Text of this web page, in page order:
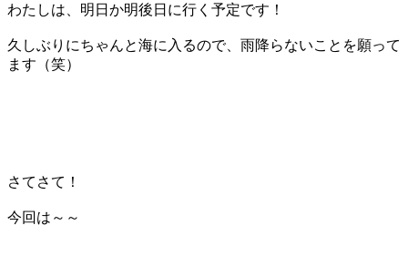
わたしは、明日か明後日に行く予定です！
久しぶりにちゃんと海に入るので、雨降らないことを願って
ます（笑）
さてさて！
今回は～～